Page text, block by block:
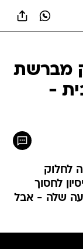
מברשת
-
לחלוק
לחסוך
שלה - אבל